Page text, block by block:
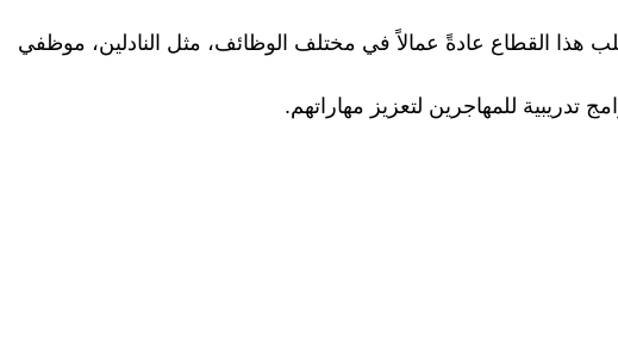
هذا القطاع عادةً عمالاً في مختلف الوظائف، مثل النادلين، موظفي
تدريبية للمهاجرين لتعزيز مهاراتهم.